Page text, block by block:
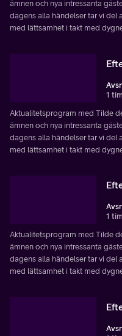
ämnen och nya intressanta
dagens alla händelser tar vi del
med lättsamhet i takt med
1
Aktualitetsprogram med Tilde
ämnen och nya intressanta
dagens alla händelser tar vi del
med lättsamhet i takt med
1
Aktualitetsprogram med Tilde
ämnen och nya intressanta
dagens alla händelser tar vi del
med lättsamhet i takt med